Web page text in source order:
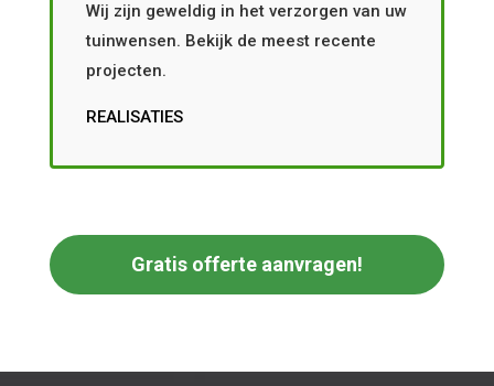
Wij zijn geweldig in het verzorgen van uw
tuinwensen. Bekijk de meest recente
projecten.
REALISATIES
Gratis offerte aanvragen!